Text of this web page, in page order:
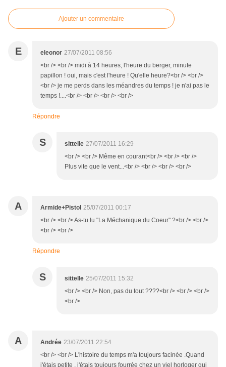
Ajouter un commentaire
E eleonor 27/07/2011 08:56
<br /> <br /> midi à 14 heures, l'heure du berger, minute
papillon ! oui, mais c'est l'heure ! Qu'elle heure?<br /> <br />
<br /> je me perds dans les méandres du temps ! je n'ai pas le
temps !....<br /> <br /> <br /> <br />
Répondre
S sittelle 27/07/2011 16:29
<br /> <br /> Même en courant<br /> <br /> <br />
Plus vite que le vent...<br /> <br /> <br /> <br />
A Armide+Pistol 25/07/2011 00:17
<br /> <br /> As-tu lu "La Méchanique du Coeur" ?<br /> <br />
<br /> <br />
Répondre
S sittelle 25/07/2011 15:32
<br /> <br /> Non, pas du tout ????<br /> <br /> <br />
<br />
A Andrée 23/07/2011 22:54
<br /> <br /> L'histoire du temps m'a toujours facinée .Quand
j'étais petite , j'étais toujours fourrée chez un viel horloger qui